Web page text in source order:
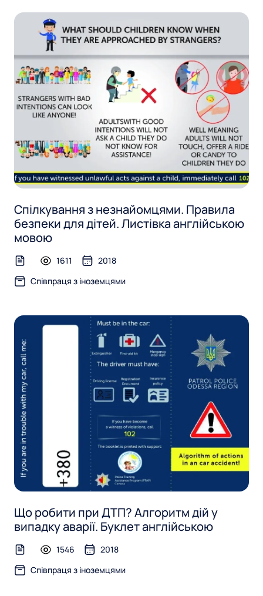
ц
я
м
Спілкування з незнайомцями. Правила
безпеки для дітей. Листівка англійською
мовою
text-file1611
2018
Співпраця з іноземцями
Що робити при ДТП? Алгоритм дій у
випадку аварії. Буклет англійською
text-file1546
2018
Співпраця з іноземцями